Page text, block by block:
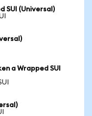
SUI (Universal)
a Wrapped SUI